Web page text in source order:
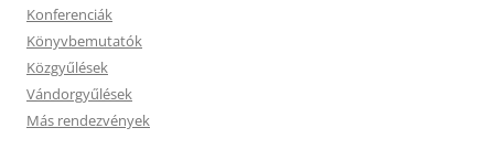
Konferenciák
Könyvbemutatók
Közgyűlések
Vándorgyűlések
Más rendezvények